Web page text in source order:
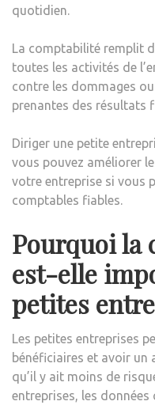
quotidien.
La comptabilité remplit
toutes les activités de
contre les dommages
prenantes des résultats
Diriger une petite
vous pouvez améliorer
votre entreprise si vous
comptables fiables.
Pourquoi la
est-elle
petites
Les petites entreprises
bénéficiaires et avoir un
qu’il y ait moins de
entreprises, les